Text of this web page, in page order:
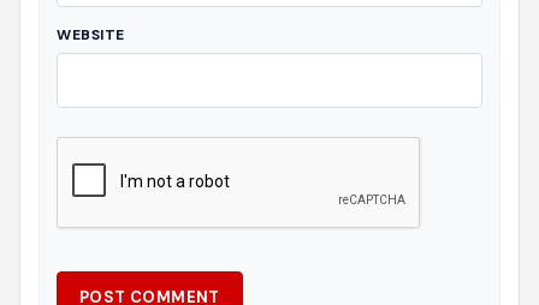
WEBSITE